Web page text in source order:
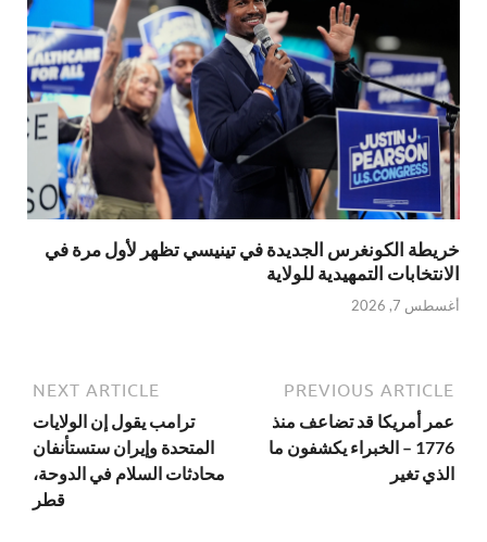
خريطة الكونغرس الجديدة في تينيسي تظهر لأول مرة في
الانتخابات التمهيدية للولاية
أغسطس 7, 2026
PREVIOUS ARTICLE
عمر أمريكا قد تضاعف منذ
1776 – الخبراء يكشفون ما
الذي تغير
NEXT ARTICLE
ترامب يقول إن الولايات
المتحدة وإيران ستستأنفان
محادثات السلام في الدوحة،
قطر